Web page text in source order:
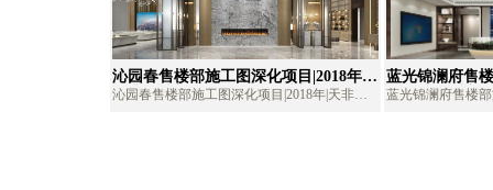
沁园春售楼部施工图深化项目|2018年|
天非售楼部深化公司、售楼部施工图外
沁园春售楼部施工图深化项目|2018年|天非售
蓝光锦澜府售
年|天非售楼部
蓝光锦澜府售楼